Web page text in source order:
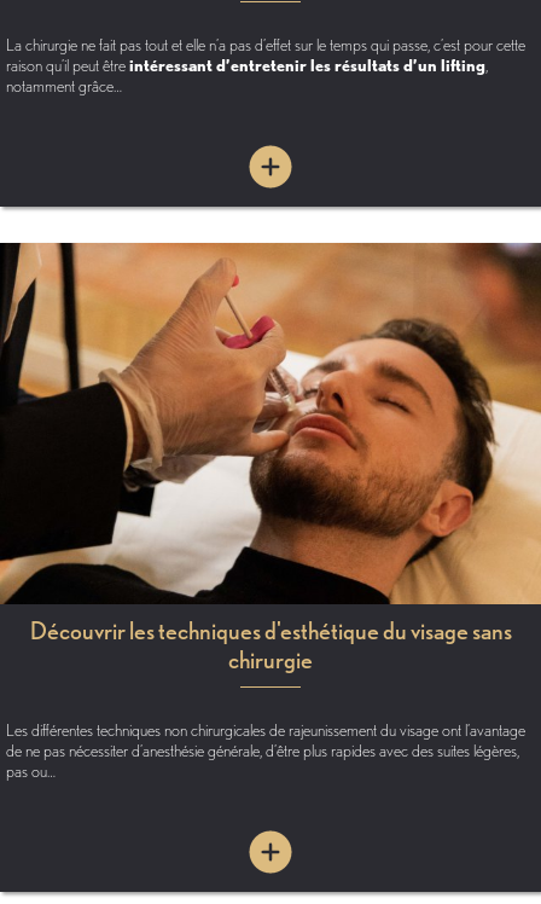
La chirurgie ne fait pas tout et elle n’a pas d’effet sur le temps qui passe, c’est pour cette
raison qu’il peut êtreintéressant d’entretenir les résultats d’un lifting
notamment grâce…
Découvrir les techniques d'esthétique du visage sans
chirurgie
Les différentes techniques non chirurgicales de rajeunissement du visage ont l’avantage
de ne pas nécessiter d’anesthésie générale, d’être plus rapides avec des suites légères,
pas ou…